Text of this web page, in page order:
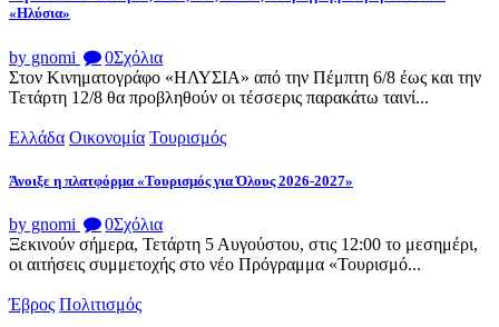
«Ηλύσια»
by gnomi 0Σχόλια
Στον Κινηματογράφο «ΗΛΥΣΙΑ» από την Πέμπτη 6/8 έως και την
Τετάρτη 12/8 θα προβληθούν οι τέσσερις παρακάτω ταινί...
Ελλάδα Οικονομία Τουρισμός
Άνοιξε η πλατφόρμα «Τουρισμός για Όλους 2026-2027»
by gnomi 0Σχόλια
Ξεκινούν σήμερα, Τετάρτη 5 Αυγούστου, στις 12:00 το μεσημέρι,
οι αιτήσεις συμμετοχής στο νέο Πρόγραμμα «Τουρισμό...
Έβρος Πολιτισμός